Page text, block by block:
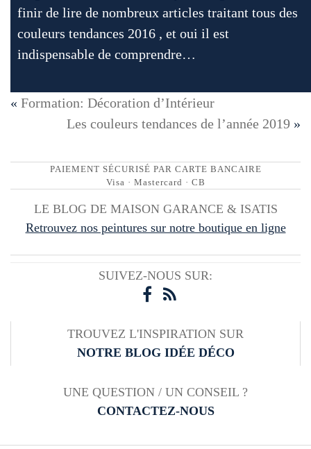
finir de lire de nombreux articles traitant tous des
couleurs tendances 2016 , et oui il est
indispensable de comprendre…
« Formation: Décoration d’Intérieur
Les couleurs tendances de l’année 2019 »
PAIEMENT SÉCURISÉ PAR CARTE BANCAIRE
Visa · Mastercard · CB
LE BLOG DE MAISON GARANCE & ISATIS
Retrouvez nos peintures sur notre boutique en ligne
SUIVEZ-NOUS SUR:
TROUVEZ L'INSPIRATION SUR
NOTRE BLOG IDÉE DÉCO
UNE QUESTION / UN CONSEIL ?
CONTACTEZ-NOUS